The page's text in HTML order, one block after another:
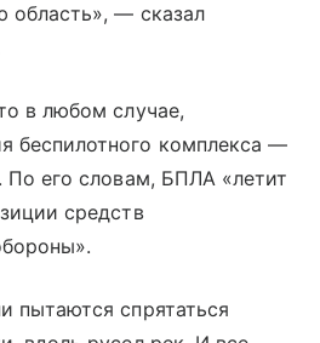
область», — сказал
в любом случае,
беспилотного комплекса —
По его словам, БПЛА «летит
средств
пытаются спрятаться